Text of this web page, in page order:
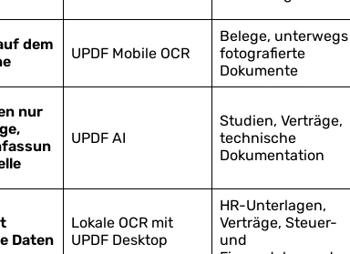
dem
UPDF Mobile OCR
Belege, unterwegs
fotografierte
Dokumente
nur
UPDF AI
Studien, Verträge,
technische
Dokumentation
Daten
Lokale OCR mit
UPDF Desktop
HR-Unterlagen,
Verträge, Steuer-
und